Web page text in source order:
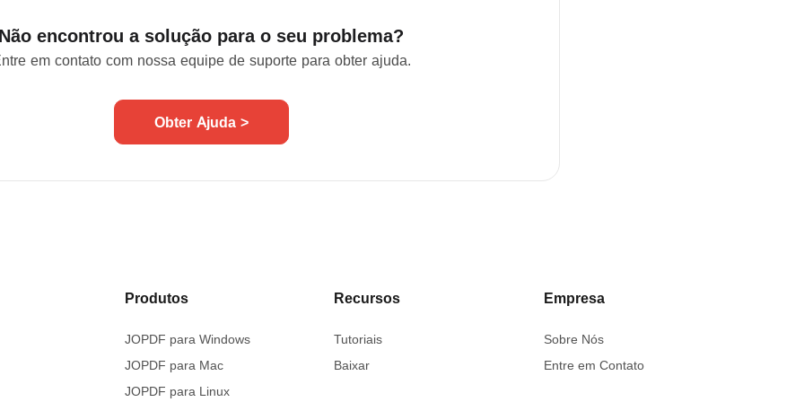
encontrou a solução para o seu problema?
em contato com nossa equipe de suporte para obter ajuda.
Obter Ajuda >
Produtos
JOPDF para Windows
JOPDF para Mac
JOPDF para Linux
Recursos
Tutoriais
Baixar
Empresa
Sobre Nós
Entre em Contato